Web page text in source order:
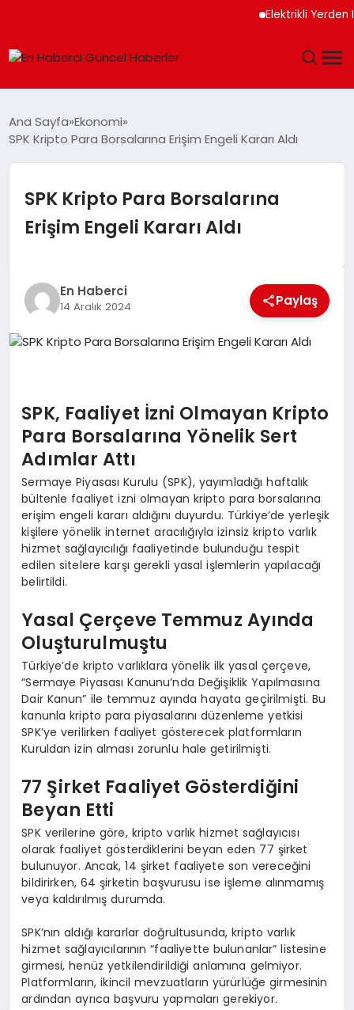
Elektrikli Yerden
SPOR
SAĞLIK
TEKNOLOJI
DÜNYA
SIYASET
Ana Sayfa Ekonomi
SPK Kripto Para Borsalarına Erişim Engeli Kararı Aldı
SPK Kripto Para Borsalarına
Erişim Engeli Kararı Aldı
En Haberci
14 Aralık 2024 Paylaş
SPK, Faaliyet İzni Olmayan Kripto
Para Borsalarına Yönelik Sert
Adımlar Attı
Sermaye Piyasası Kurulu (SPK), yayımladığı haftalık
bültenle faaliyet izni olmayan kripto para borsalarına
erişim engeli kararı aldığını duyurdu. Türkiye’de yerleşik
kişilere yönelik internet aracılığıyla izinsiz kripto varlık
hizmet sağlayıcılığı faaliyetinde bulunduğu tespit
edilen sitelere karşı gerekli yasal işlemlerin yapılacağı
belirtildi.
Yasal Çerçeve Temmuz Ayında
Oluşturulmuştu
Türkiye’de kripto varlıklara yönelik ilk yasal çerçeve,
“Sermaye Piyasası Kanunu’nda Değişiklik Yapılmasına
Dair Kanun” ile temmuz ayında hayata geçirilmişti. Bu
kanunla kripto para piyasalarını düzenleme yetkisi
SPK’ye verilirken faaliyet gösterecek platformların
Kuruldan izin alması zorunlu hale getirilmişti.
77 Şirket Faaliyet Gösterdiğini
Beyan Etti
SPK verilerine göre, kripto varlık hizmet sağlayıcısı
olarak faaliyet gösterdiklerini beyan eden 77 şirket
bulunuyor. Ancak, 14 şirket faaliyete son vereceğini
bildirirken, 64 şirketin başvurusu ise işleme alınmamış
veya kaldırılmış durumda.
SPK’nın aldığı kararlar doğrultusunda, kripto varlık
hizmet sağlayıcılarının “faaliyette bulunanlar” listesine
girmesi, henüz yetkilendirildiği anlamına gelmiyor.
Platformların, ikincil mevzuatların yürürlüğe girmesinin
ardından ayrıca başvuru yapmaları gerekiyor.